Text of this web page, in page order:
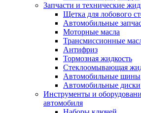
Запчасти и технические
Щетка для лобового
Автомобильные
Моторные масла
Трансмиссионные
Антифриз
Тормозная жидкость
Стеклоомывающая
Автомобильные шины
Автомобильные диски
Инструменты и
автомобиля